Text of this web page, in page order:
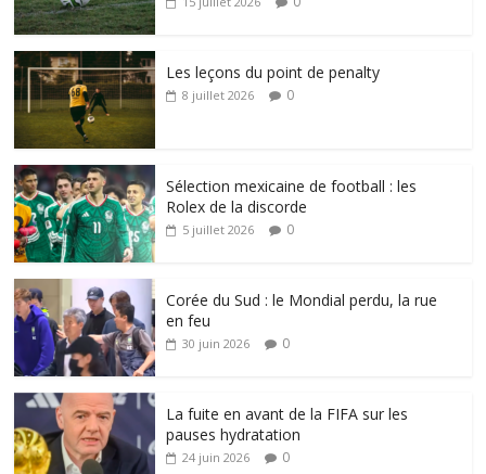
Les leçons du point de penalty
8 juillet 2026 0
Sélection mexicaine de football : les
Rolex de la discorde
5 juillet 2026 0
Corée du Sud : le Mondial perdu, la rue
en feu
30 juin 2026 0
La fuite en avant de la FIFA sur les
pauses hydratation
24 juin 2026 0